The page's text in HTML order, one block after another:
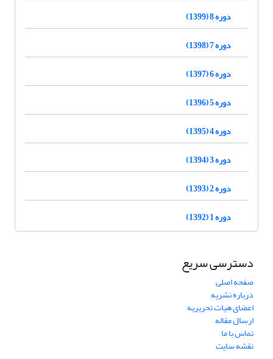
دوره 8 (1399)
دوره 7 (1398)
دوره 6 (1397)
دوره 5 (1396)
دوره 4 (1395)
دوره 3 (1394)
دوره 2 (1393)
دوره 1 (1392)
دسترسی سریع
صفحه اصلی
درباره نشریه
اعضای هیات تحریریه
ارسال مقاله
تماس با ما
نقشه سایت